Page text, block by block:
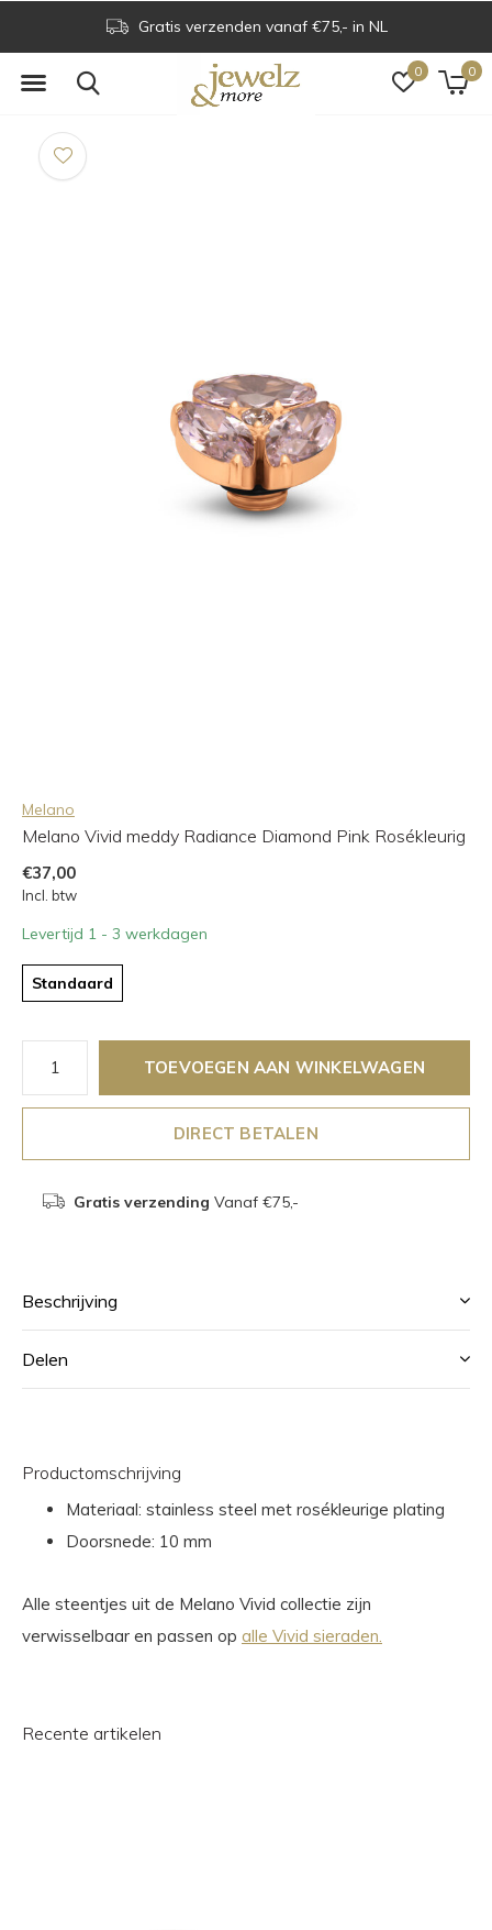
0 0
Gratis verzenden vanaf €75,- in NL
Melano
Melano Vivid meddy Radiance Diamond Pink Rosékleurig
€37,00
Incl. btw
Levertijd 1 - 3 werkdagen
Standaard
TOEVOEGEN AAN WINKELWAGEN
DIRECT BETALEN
Gratis verzending Vanaf €75,-
Beschrijving
Delen
Productomschrijving
Materiaal: stainless steel met rosékleurige plating
Doorsnede: 10 mm
Alle steentjes uit de Melano Vivid collectie zijn
verwisselbaar en passen op alle Vivid sieraden.
Recente artikelen